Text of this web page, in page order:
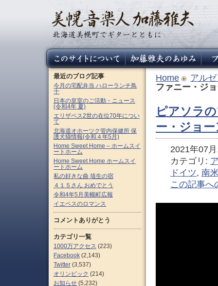
Home
アル
ファニー・ジ
ピアソラ
ー・ジョ
2021年07
カテゴリ:
ドイツ, 南
この記事へ
最近のブログ記事
今月の宅配弁当 ハローランチ鳥
十
日本の皇室のご活動・ニュース
(令和4年 夏)
エリザベス2世の在位70年につい
て
北海道オホーツク管内保健所 保
護犬猫情報(令和４年5月)
Home Sweet Home – ホームスイ
ートホーム
Home Sweet Home ホームスイ
ートホーム
私の好きな曲 埴生の宿
４１５さん おめでとう
令和4年5月美幌町広報
イエペスのロマンス
コメントありがとう
カテゴリ一覧
1000万アクセス (223)
Facebook (2,143)
Twitter (3,537)
オリンピック (214)
お知らせ (5,232)